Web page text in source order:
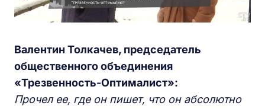
Валентин Толкачев, председатель
общественного объединения
«Трезвенность-Оптималист»:
Прочел ее, где он пишет, что он абсолютно